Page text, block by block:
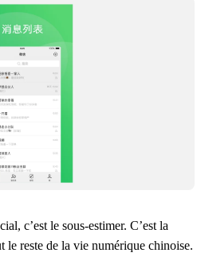
c’est le sous-estimer. C’est la
le reste de la vie numérique chinoise.